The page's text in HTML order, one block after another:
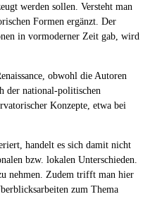
werden sollen. Versteht man
Formen ergänzt. Der
in vormoderner Zeit gab, wird
obwohl die Autoren
der national-politischen
Konzepte, etwa bei
handelt es sich damit nicht
bzw. lokalen Unterschieden.
nehmen. Zudem trifft man hier
zum Thema